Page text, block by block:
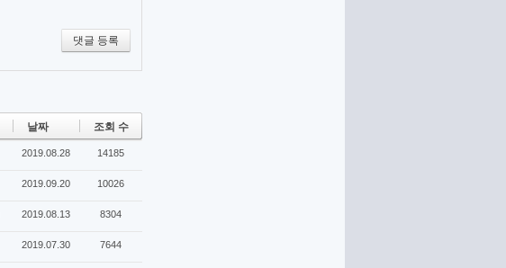
댓글 등록
날짜 조회 수
2019.08.28 14185
2019.09.20 10026
2019.08.13 8304
2019.07.30 7644